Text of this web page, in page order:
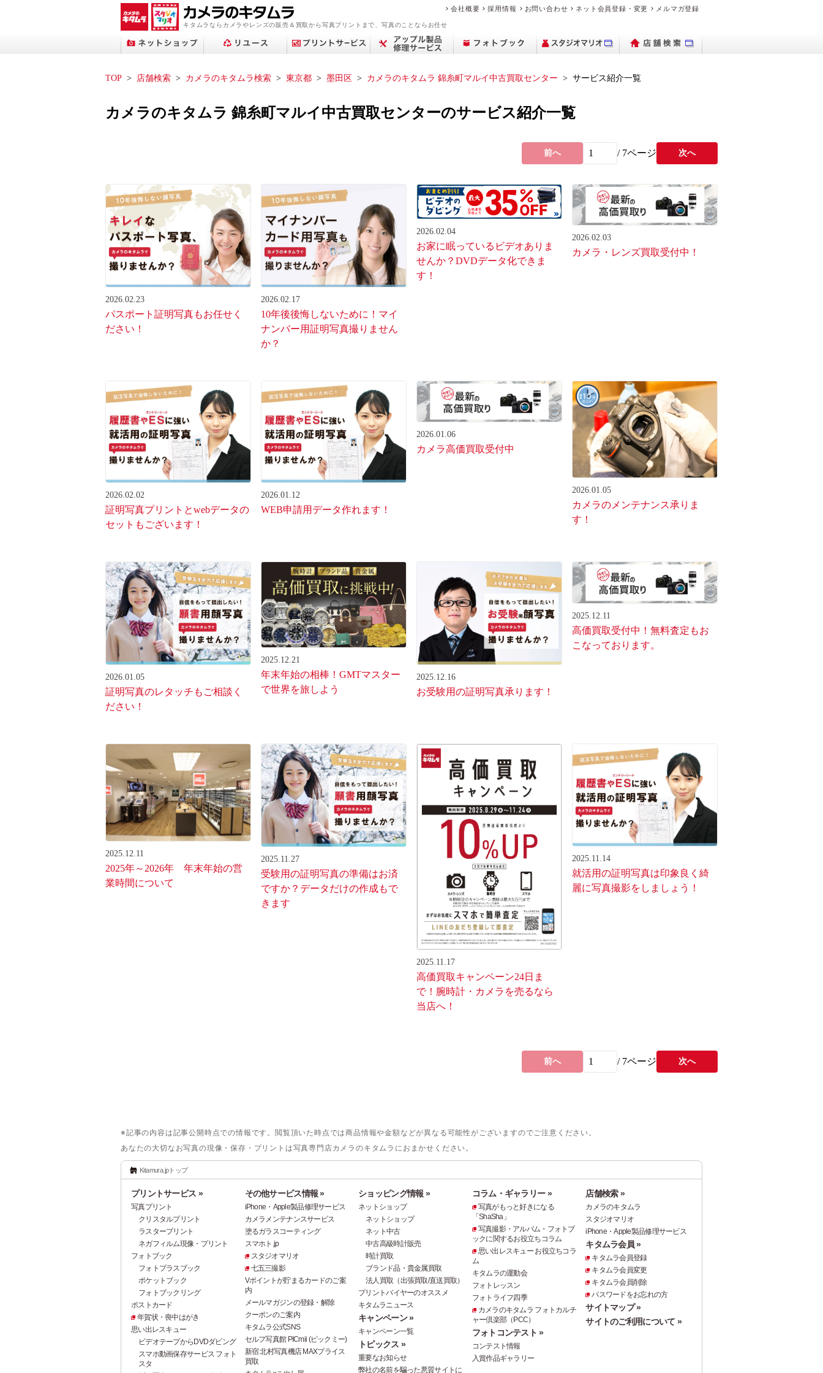
会社概要 採用情報 お問い合わせ ネット会員登録・変更 メルマガ登録
キタムラならカメラやレンズの販売＆買取から写真プリントまで、写真のことならお任せ
交換レンズ ミラーレス一眼 デジタル一眼レフ
コンパクトデジタル
生活/家事家電 中古カメラ・レンズ 中古時計
買取サービス案内
中古カメラを買いた
カメラを売りたい
中古ブランド時計を
ブランド品・貴金属
を売りたい
デジカメプリント
フィルム現像サービ
思い出保存サービス
フォトパネル
（PANELO）
遺影写真の作成・加
工
アップル修理サービ
修理・交換の流れ
故障かな？と思った
ら
来店事前確認のお願
い
お役立ち情報コラム
Year Album ポケットブック フォトプラスブック
フォトブックハード
フォトブックリング
おなかのフォトブッ
ク
アトリエフォトブッ
ク
マイブック
撮影メニュー ピックアップ マリオの魅力 商品・料金案内
プリント
センサークリーニン
証明写真撮影 ビデオのダビング
時計買取 スマホ買取
TOP 店舗検索 カメラのキタムラ検索 東京都 墨田区 カメラのキタムラ 錦糸町マルイ中古買取センター サービス紹介一覧
カメラのキタムラ 錦糸町マルイ中古買取センターのサービス紹介一覧
前へ / 7ページ 次へ
2026.02.23
パスポート証明写真もお任せく
ださい！
2026.02.17
10年後後悔しないために！マイ
ナンバー用証明写真撮りません
か？
2026.02.04
お家に眠っているビデオありま
せんか？DVDデータ化できま
す！
2026.02.03
カメラ・レンズ買取受付中！
2026.02.02
証明写真プリントとwebデータの
セットもございます！
2026.01.12
WEB申請用データ作れます！
2026.01.06
カメラ高価買取受付中
2026.01.05
カメラのメンテナンス承りま
す！
2026.01.05
証明写真のレタッチもご相談く
ださい！
2025.12.21
年末年始の相棒！GMTマスター
で世界を旅しよう
2025.12.16
お受験用の証明写真承ります！
2025.12.11
高価買取受付中！無料査定もお
こなっております。
2025.12.11
2025年～2026年 年末年始の営
業時間について
2025.11.27
受験用の証明写真の準備はお済
ですか？データだけの作成もで
きます
2025.11.17
高価買取キャンペーン24日ま
で！腕時計・カメラを売るなら
当店へ！
2025.11.14
就活用の証明写真は印象良く綺
麗に写真撮影をしましょう！
前へ / 7ページ 次へ
※記事の内容は記事公開時点での情報です。閲覧頂いた時点では商品情報や金額などが異なる可能性がございますのでご注意ください。
あなたの大切なお写真の現像・保存・プリントは写真専門店カメラのキタムラにおまかせください。
Kitamura.jpトップ
プリントサービス »
写真プリント
クリスタルプリント
ラスタープリント
ネガフィルム現像・プリント
フォトブック
フォトプラスブック
ポケットブック
フォトブックリング
ポストカード
年賀状・喪中はがき
思い出レスキュー
ビデオテープからDVDダビング
スマホ動画保存サービス フォト
スタ
その他サービス情報 »
iPhone・Apple製品修理サービス
カメラメンテナンスサービス
塗るガラスコーティング
スマホト.jp
スタジオマリオ
七五三撮影
Vポイントが貯まるカードのご案
内
メールマガジンの登録・解除
クーポンのご案内
キタムラ公式SNS
セルフ写真館 PICmii (ピックミー)
新宿 北村写真機店 MAXプライス
買取
ショッピング情報 »
ネットショップ
ネットショップ
ネット中古
中古高級時計販売
時計買取
ブランド品・貴金属買取
法人買取（出張買取/直送買取）
プリントバイヤーのオススメ
キタムラニュース
キャンペーン »
キャンペーン一覧
トピックス »
重要なお知らせ
弊社の名前を騙った悪質サイトに
コラム・ギャラリー »
写真がもっと好きになる
「ShaSha」
写真撮影・アルバム・フォトブ
ックに関するお役立ちコラム
思い出レスキュー お役立ちコラ
ム
キタムラの運動会
フォトレッスン
フォトライフ四季
カメラのキタムラ フォトカルチ
ャー倶楽部（PCC）
フォトコンテスト »
コンテスト情報
入賞作品ギャラリー
店舗検索 »
カメラのキタムラ
スタジオマリオ
iPhone・Apple製品修理サービス
キタムラ会員 »
キタムラ会員登録
キタムラ会員変更
キタムラ会員削除
パスワードをお忘れの方
サイトマップ »
サイトのご利用について »